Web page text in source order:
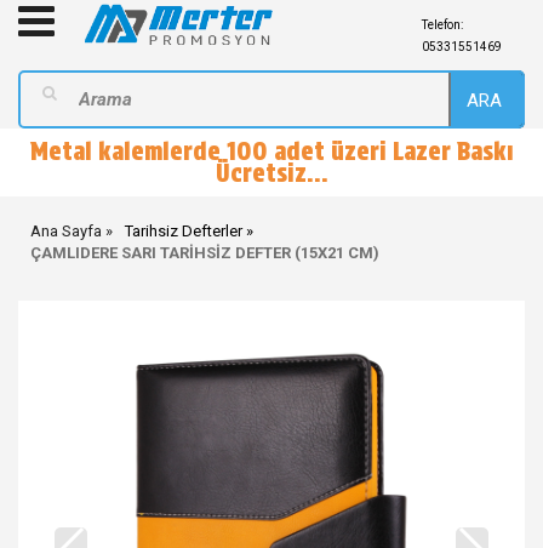
Telefon:
05331551469
ARA
Metal kalemlerde 100 adet üzeri Lazer Baskı
Ücretsiz...
Ana Sayfa
Tarihsiz Defterler
ÇAMLIDERE SARI TARİHSİZ DEFTER (15X21 CM)